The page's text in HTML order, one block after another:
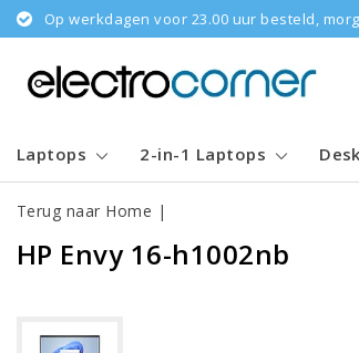
Op werkdagen voor 23.00 uur besteld,
Laptops 2-in-1 Laptops
Terug naar Home |
HP Envy 16-h1002nb